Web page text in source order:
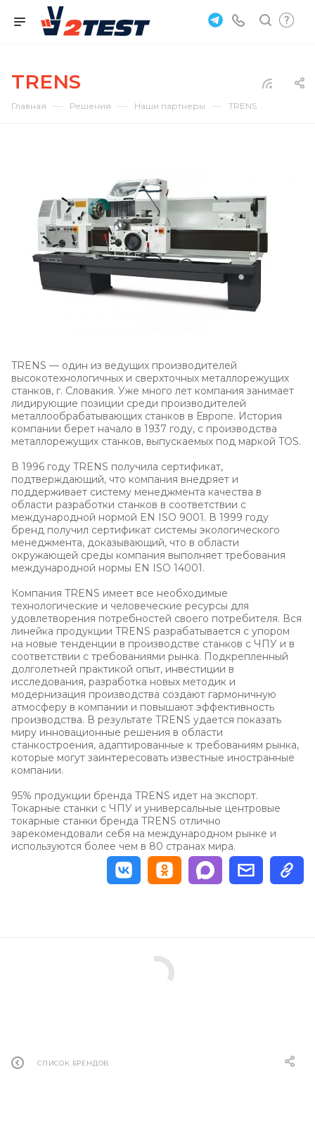
TRENS
Главная — Решения — Наши партнеры — TRENS
TRENS — один из ведущих производителей
высокотехнологичных и сверхточных металлорежущих
станков, г. Словакия. Уже много лет компания занимает
лидирующие позиции среди производителей
металлообрабатывающих станков в Европе. История
компании берет начало в 1937 году, с производства
металлорежущих станков, выпускаемых под маркой TOS.
В 1996 году TRENS получила сертификат,
подтверждающий, что компания внедряет и
поддерживает систему менеджмента качества в
области разработки станков в соответствии с
международной нормой EN ISO 9001. В 1999 году
бренд получил сертификат системы экологического
менеджмента, доказывающий, что в области
окружающей среды компания выполняет требования
международной нормы EN ISO 14001.
Компания TRENS имеет все необходимые
технологические и человеческие ресурсы для
удовлетворения потребностей своего потребителя. Вся
линейка продукции TRENS разрабатывается с упором
на новые тенденции в производстве станков с ЧПУ и в
соответствии с требованиями рынка. Подкрепленный
долголетней практикой опыт, инвестиции в
исследования, разработка новых методик и
модернизация производства создают гармоничную
атмосферу в компании и повышают эффективность
производства. В результате TRENS удается показать
миру инновационные решения в области
станкостроения, адаптированные к требованиям рынка,
которые могут заинтересовать известные иностранные
компании.
95% продукции бренда TRENS идет на экспорт.
Токарные станки с ЧПУ и универсальные центровые
токарные станки бренда TRENS отлично
зарекомендовали себя на международном рынке и
используются более чем в 80 странах мира.
СПИСОК БРЕНДОВ